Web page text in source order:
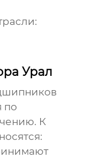
Урал
по
К